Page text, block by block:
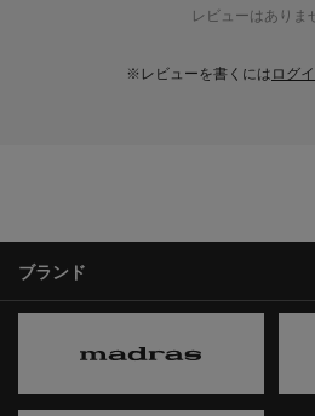
レビューはありま
※レビューを書くには ログ
ブランド